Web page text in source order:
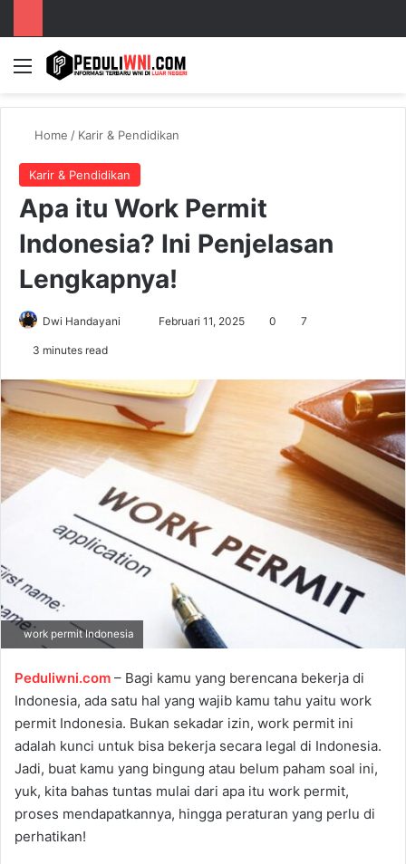
Menu
Home / Karir & Pendidikan
Karir & Pendidikan
Apa itu Work Permit
Indonesia? Ini Penjelasan
Lengkapnya!
Dwi Handayani
d
n
e
m
a
i
l
Februari 11, 2025 0 7
3 minutes read
work permit Indonesia
Peduliwni.com – Bagi kamu yang berencana bekerja di
Indonesia, ada satu hal yang wajib kamu tahu yaitu work
permit Indonesia. Bukan sekadar izin, work permit ini
adalah kunci untuk bisa bekerja secara legal di Indonesia.
Jadi, buat kamu yang bingung atau belum paham soal ini,
yuk, kita bahas tuntas mulai dari apa itu work permit,
proses mendapatkannya, hingga peraturan yang perlu di
perhatikan!